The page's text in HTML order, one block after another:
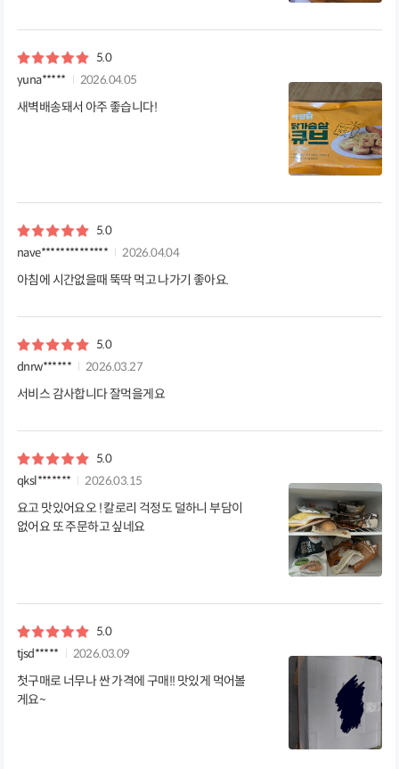
5.0
yuna*****
2026.04.05
새벽배송돼서 아주 좋습니다!
5.0
nave**************
2026.04.04
아침에 시간없을때 뚝딱 먹고 나가기 좋아요.
5.0
dnrw******
2026.03.27
서비스 감사합니다 잘먹을게요
5.0
qksl*******
2026.03.15
요고 맛있어요오 ! 칼로리 걱정도 덜하니 부담이
없어요 또 주문하고 싶네요
5.0
tjsd*****
2026.03.09
첫구매로 너무나 싼 가격에 구매!! 맛있게 먹어볼
게요~